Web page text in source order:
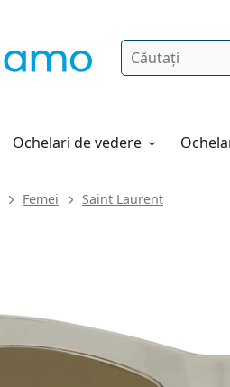
Căutare
Ochelari de vedere
Femei Saint Laurent